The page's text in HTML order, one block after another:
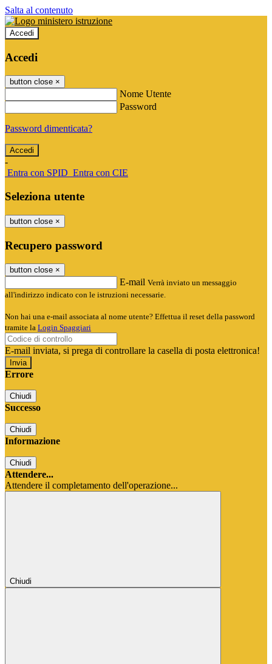
Salta al contenuto
Accedi
Accedi
button close ×
Nome Utente
Password
Password dimenticata?
-
Entra con SPID Entra con CIE
Seleziona utente
button close ×
Recupero password
button close ×
E-mail Verrà inviato un messaggio
all'indirizzo indicato con le istruzioni necessarie.
Non hai una e-mail associata al nome utente? Effettua il reset della password
tramite la Login Spaggiari
E-mail inviata, si prega di controllare la casella di posta elettronica!
Errore
Chiudi
Successo
Chiudi
Informazione
Chiudi
Attendere...
Attendere il completamento dell'operazione...
Chiudi